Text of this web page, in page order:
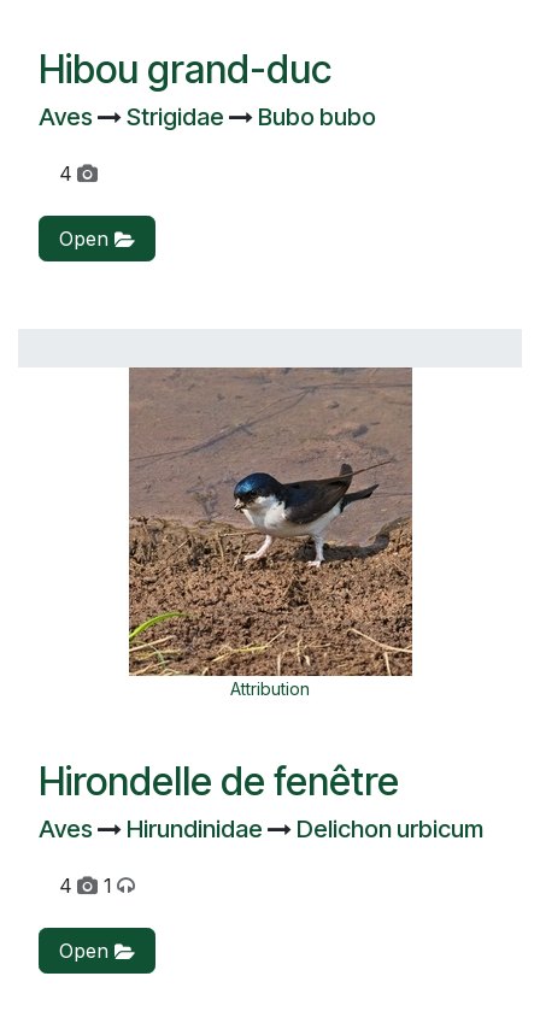
Hibou grand-duc
Aves Strigidae Bubo bubo
4
Open
Attribution
Hirondelle de fenêtre
Aves Hirundinidae Delichon urbicum
4 1
Open